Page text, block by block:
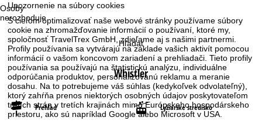
Upozornenie na súbory cookies
S cieľom optimalizovať naše webové stránky používame súbory
cookie na zhromažďovanie informácií o používaní, ktoré my,
spoločnosť TravelTrex GmbH, zdieľame aj s našimi partnermi.
Profily používania sa vytvárajú na základe vašich aktivít pomocou
informácií o vašom koncovom zariadení a prehliadači. Tieto profily
používania sa používajú na štatistickú analýzu, individuálne
odporúčania produktov, personalizovanú reklamu a meranie
dosahu. Na to potrebujeme váš súhlas (kedykoľvek odvolateľný),
ktorý zahŕňa prenos niektorých osobných údajov poskytovateľom
tretích strán v tretích krajinách mimo Európskeho hospodárskeho
priestoru, ako sú napríklad Google alebo Microsoft v USA.
Osoby
nerozhoduje
Hľadať
Whistler
Prehľad Lyžiarske stredisko